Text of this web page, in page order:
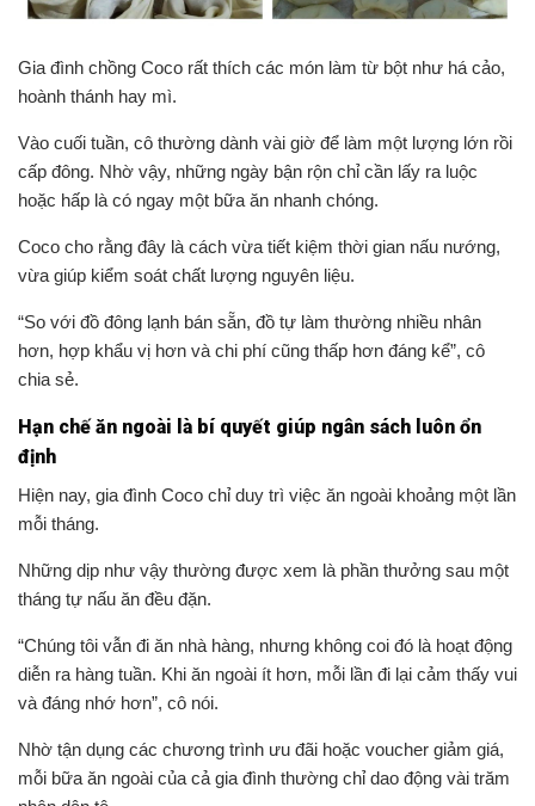
Gia đình chồng Coco rất thích các món làm từ bột như há cảo,
hoành thánh hay mì.
Vào cuối tuần, cô thường dành vài giờ để làm một lượng lớn rồi
cấp đông. Nhờ vậy, những ngày bận rộn chỉ cần lấy ra luộc
hoặc hấp là có ngay một bữa ăn nhanh chóng.
Coco cho rằng đây là cách vừa tiết kiệm thời gian nấu nướng,
vừa giúp kiểm soát chất lượng nguyên liệu.
“So với đồ đông lạnh bán sẵn, đồ tự làm thường nhiều nhân
hơn, hợp khẩu vị hơn và chi phí cũng thấp hơn đáng kể”, cô
chia sẻ.
Hạn chế ăn ngoài là bí quyết giúp ngân sách luôn ổn
định
Hiện nay, gia đình Coco chỉ duy trì việc ăn ngoài khoảng một lần
mỗi tháng.
Những dịp như vậy thường được xem là phần thưởng sau một
tháng tự nấu ăn đều đặn.
“Chúng tôi vẫn đi ăn nhà hàng, nhưng không coi đó là hoạt động
diễn ra hàng tuần. Khi ăn ngoài ít hơn, mỗi lần đi lại cảm thấy vui
và đáng nhớ hơn”, cô nói.
Nhờ tận dụng các chương trình ưu đãi hoặc voucher giảm giá,
mỗi bữa ăn ngoài của cả gia đình thường chỉ dao động vài trăm